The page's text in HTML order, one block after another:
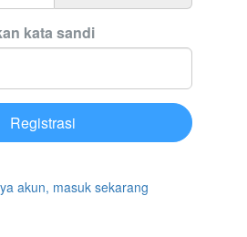
kata sandi
Registrasi
akun, masuk sekarang